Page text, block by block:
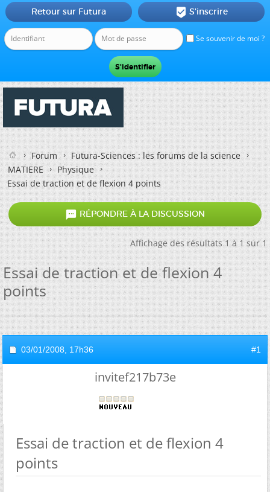
Se souvenir de moi ?
Retour sur Futura  S'inscrire
Forum
Futura-Sciences : les forums de la science
MATIERE
Physique
Essai de traction et de flexion 4 points
 RÉPONDRE À LA DISCUSSION
Affichage des résultats 1 à 1 sur 1
Essai de traction et de flexion 4
points
03/01/2008, 17h36 #1
invitef217b73e
Essai de traction et de flexion 4
points